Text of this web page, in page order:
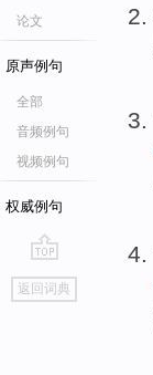
论文
原声例句
全部
音频例句
视频例句
权威例句
go
top
返回词典